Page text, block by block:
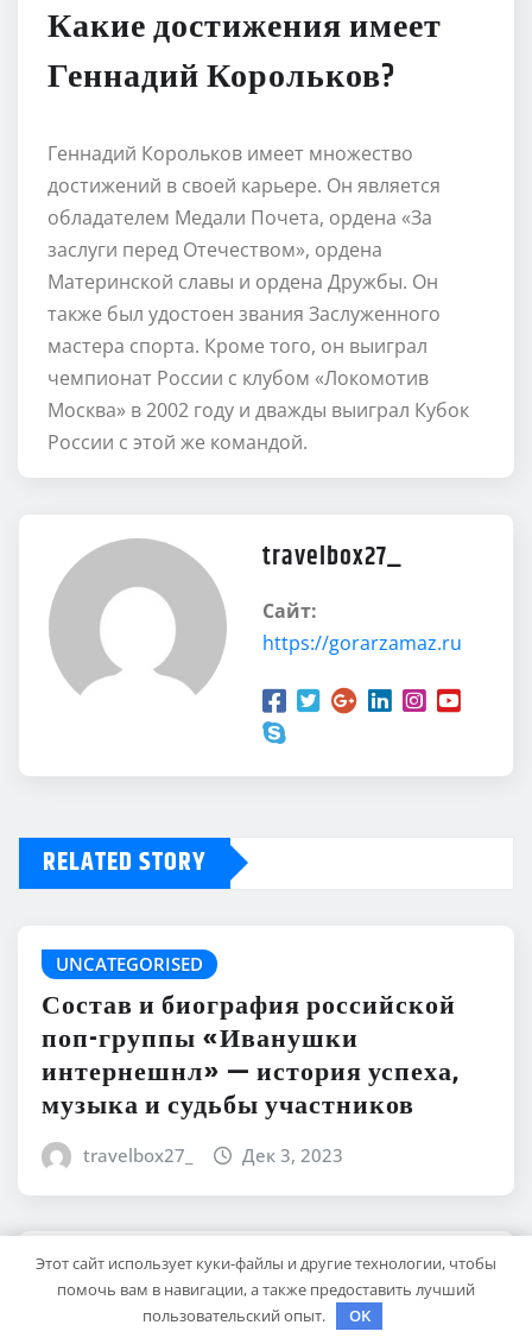
Какие достижения имеет
Геннадий Корольков?
Геннадий Корольков имеет множество
достижений в своей карьере. Он является
обладателем Медали Почета, ордена «За
заслуги перед Отечеством», ордена
Материнской славы и ордена Дружбы. Он
также был удостоен звания Заслуженного
мастера спорта. Кроме того, он выиграл
чемпионат России с клубом «Локомотив
Москва» в 2002 году и дважды выиграл Кубок
России с этой же командой.
travelbox27_
Сайт:
https://gorarzamaz.ru
RELATED STORY
UNCATEGORISED
Состав и биография российской
поп-группы «Иванушки
интернешнл» — история успеха,
музыка и судьбы участников
travelbox27_ Дек 3, 2023
UNCATEGORISED
Политов Владимир — узнайте все
Этот сайт использует куки-файлы и другие технологии, чтобы
помочь вам в навигации, а также предоставить лучший
пользовательский опыт.
OK